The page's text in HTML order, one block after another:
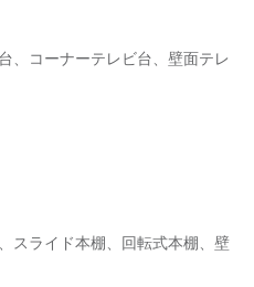
、コーナーテレビ台、壁面テレ
スライド本棚、回転式本棚、壁